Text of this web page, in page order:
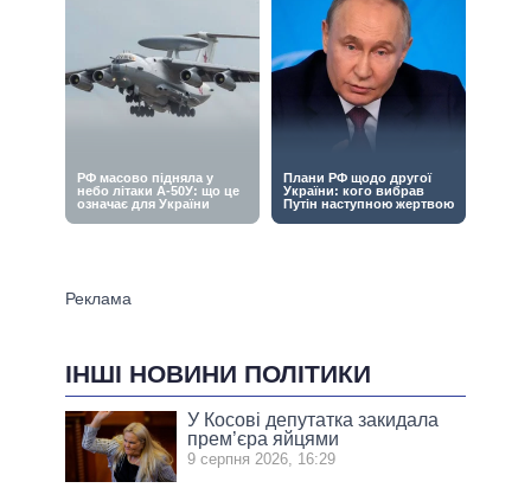
ІНШІ НОВИНИ ПОЛІТИКИ
У Косові депутатка закидала
прем’єра яйцями
9 серпня 2026, 16:29